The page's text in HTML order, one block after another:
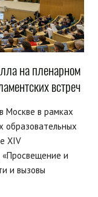
на пленарном
встреч
Москве в рамках
XIV
и
и вызовы